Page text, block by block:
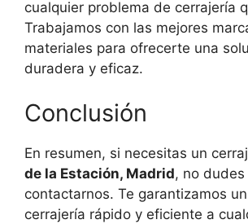
cualquier problema de cerrajería
Trabajamos con las mejores
materiales para ofrecerte una
duradera y eficaz.
Conclusión
En resumen, si necesitas un
de la Estación, Madrid, no dudes
contactarnos. Te garantizamos
cerrajería rápido y eficiente a